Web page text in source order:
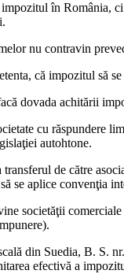
în
nu contravin
că impozitul să
dovada achitării
cu răspundere
autohtone.
de către
se aplice convenţia
societăţii
din Suedia, B. S.
efectivă a